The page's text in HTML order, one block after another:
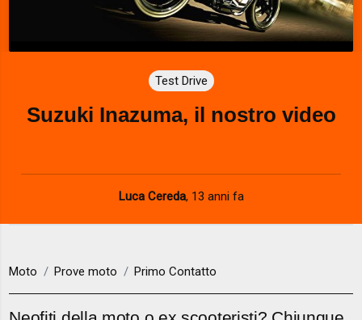
l
a
y
V
d
e
o
Test Drive
Suzuki Inazuma, il nostro video
Luca Cereda, 13 anni fa
Moto Prove moto Primo Contatto